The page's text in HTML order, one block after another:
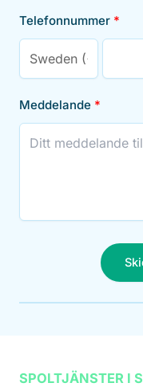
Telefonnummer
Meddelande
SPOLTJÄNSTER I